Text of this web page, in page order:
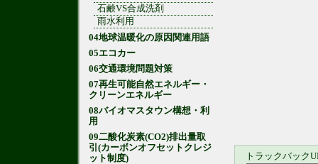
トラックバック
石鹸VS合成洗剤
雨水利用
04地球温暖化の原因関連用語
05エコカー
06交通環境問題対策
07再生可能自然エネルギー・
クリーンエネルギー
08バイオマスタウン構想・利
用
09二酸化炭素(CO2)排出量取
引(カーボンオフセットクレジ
ット制度)